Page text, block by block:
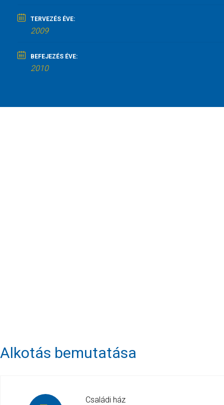
TERVEZÉS ÉVE:
2009
BEFEJEZÉS ÉVE:
2010
Alkotás bemutatása
Családi ház